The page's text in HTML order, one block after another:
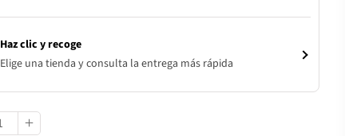
Haz clic y recoge
Elige una tienda y consulta la entrega más rápida